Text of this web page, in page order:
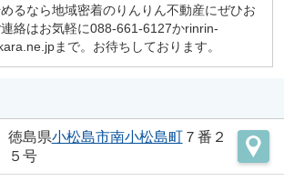
るなら地域密着のりんりん不動産にぜひお
絡はお気軽に088-661-6127かrinrin-
まで。お待ちしております。
徳島県小松島市南小松島町７番２
５号